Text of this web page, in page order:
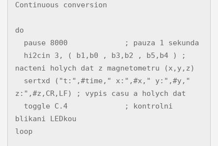
Continuous conversion
do
nacteni holych dat z magnetometru (x,y,z)
z:",#z,CR,LF) ; vypis casu a holych dat
blikani LEDkou